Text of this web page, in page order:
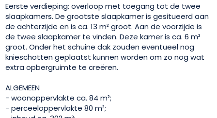
Eerste verdieping: overloop met toegang tot de twee
slaapkamers. De grootste slaapkamer is gesitueerd aan
de achterzijde en is ca. 13 m² groot. Aan de voorzijde is
de twee slaapkamer te vinden. Deze kamer is ca. 6 m²
groot. Onder het schuine dak zouden eventueel nog
knieschotten geplaatst kunnen worden om zo nog wat
extra opbergruimte te creëren.
ALGEMEEN
- woonoppervlakte ca. 84 m²;
- perceeloppervlakte 80 m²;